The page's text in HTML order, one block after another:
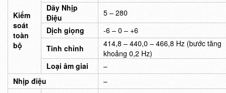
Kiểm
soát
toàn
bộ
Dãy Nhịp
Điệu
5 – 280
Dịch giọng
-6 – 0 – +6
Tinh chỉnh
414,8 – 440,0 – 466,8 Hz (bước tăng
khoảng 0,2 Hz)
Loại âm giai
–
Nhịp điệu
–